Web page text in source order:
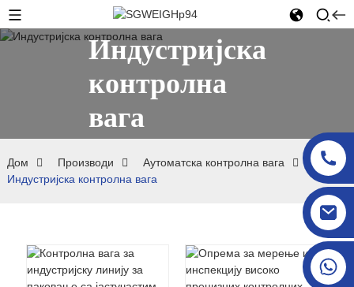
Индустријска
контролна
вага
Дом Производи
Аутоматска контролна вага
Индустријска контролна вага